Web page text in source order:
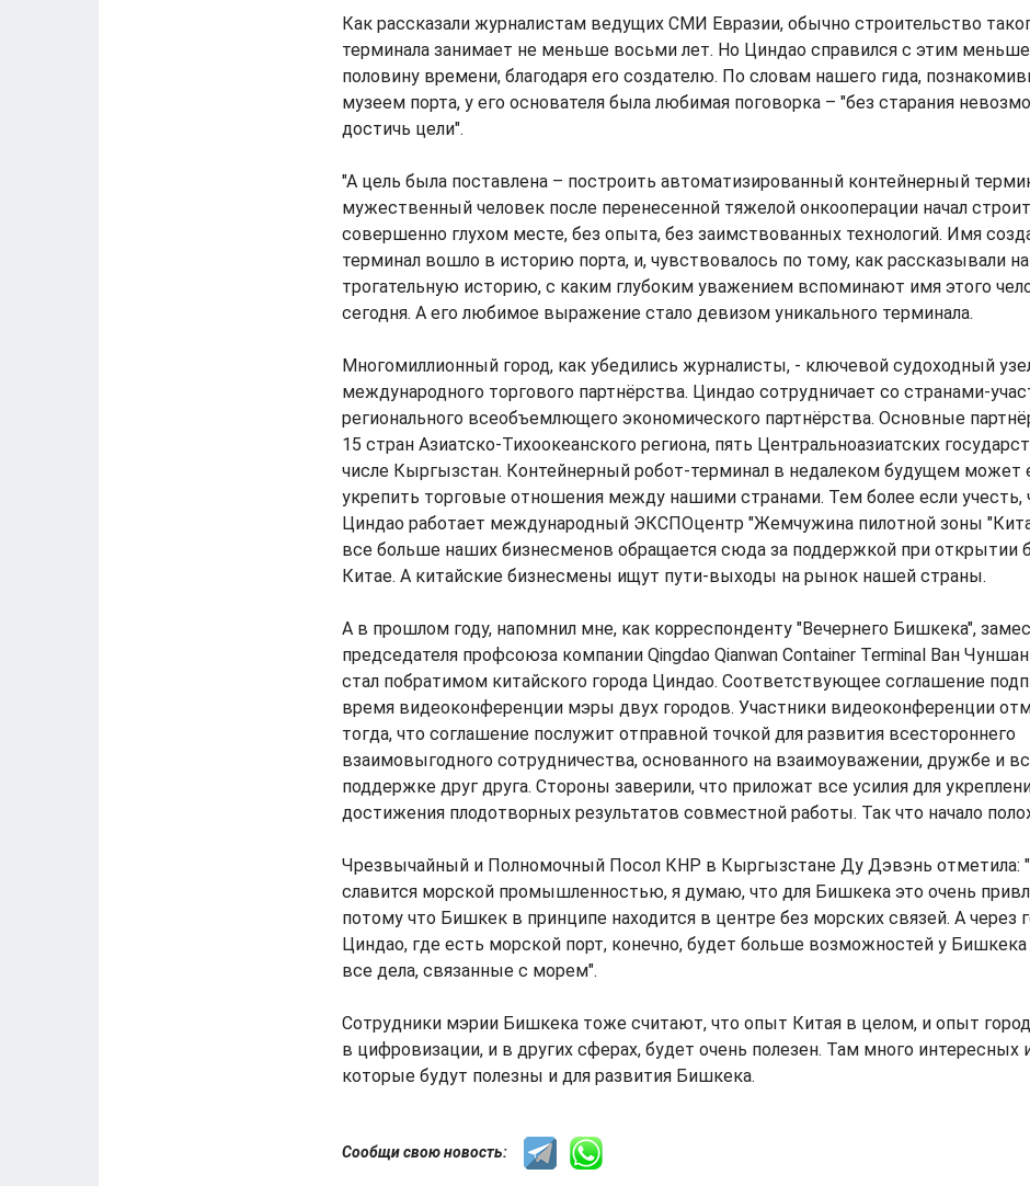
Как рассказали журналистам ведущих СМИ Евразии, обычно строительство
терминала занимает не меньше восьми лет. Но Циндао справился с этим
половину времени, благодаря его создателю. По словам нашего гида,
музеем порта, у его основателя была любимая поговорка – "без старания
достичь цели".
"А цель была поставлена – построить автоматизированный контейнерный
мужественный человек после перенесенной тяжелой онкооперации начал
совершенно глухом месте, без опыта, без заимствованных технологий. Имя
терминал вошло в историю порта, и, чувствовалось по тому, как рассказывали
трогательную историю, с каким глубоким уважением вспоминают имя этого
сегодня. А его любимое выражение стало девизом уникального терминала.
Многомиллионный город, как убедились журналисты, - ключевой судоходный
международного торгового партнёрства. Циндао сотрудничает со странами-
регионального всеобъемлющего экономического партнёрства. Основные
15 стран Азиатско-Тихоокеанского региона, пять Центральноазиатских
числе Кыргызстан. Контейнерный робот-терминал в недалеком будущем может
укрепить торговые отношения между нашими странами. Тем более если учесть,
Циндао работает международный ЭКСПОцентр "Жемчужина пилотной зоны
все больше наших бизнесменов обращается сюда за поддержкой при открытии
Китае. А китайские бизнесмены ищут пути-выходы на рынок нашей страны.
А в прошлом году, напомнил мне, как корреспонденту "Вечернего Бишкека",
председателя профсоюза компании Qingdao Qianwan Container Terminal Ван
стал побратимом китайского города Циндао. Соответствующее соглашение
время видеоконференции мэры двух городов. Участники видеоконференции
тогда, что соглашение послужит отправной точкой для развития всестороннего
взаимовыгодного сотрудничества, основанного на взаимоуважении, дружбе и
поддержке друг друга. Стороны заверили, что приложат все усилия для
достижения плодотворных результатов совместной работы. Так что начало
Чрезвычайный и Полномочный Посол КНР в Кыргызстане Ду Дэвэнь отметила:
славится морской промышленностью, я думаю, что для Бишкека это очень
потому что Бишкек в принципе находится в центре без морских связей. А через
Циндао, где есть морской порт, конечно, будет больше возможностей у Бишкека
все дела, связанные с морем".
Сотрудники мэрии Бишкека тоже считают, что опыт Китая в целом, и опыт
в цифровизации, и в других сферах, будет очень полезен. Там много интересных
которые будут полезны и для развития Бишкека.
Сообщи свою новость: